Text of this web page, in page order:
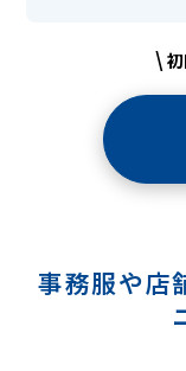
\
事務服や店